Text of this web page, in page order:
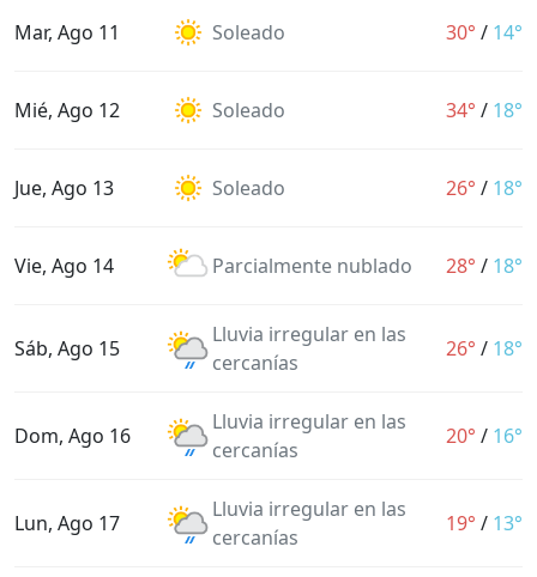
Mar, Ago 11 Soleado 30° / 14°
Mié, Ago 12 Soleado 34° / 18°
Jue, Ago 13 Soleado 26° / 18°
Vie, Ago 14 Parcialmente nublado 28° / 18°
Sáb, Ago 15
Lluvia irregular en las
cercanías
26° / 18°
Dom, Ago 16
Lluvia irregular en las
cercanías
20° / 16°
Lun, Ago 17
Lluvia irregular en las
cercanías
19° / 13°